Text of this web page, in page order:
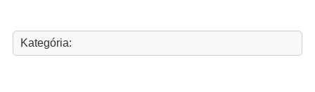
Kategória: